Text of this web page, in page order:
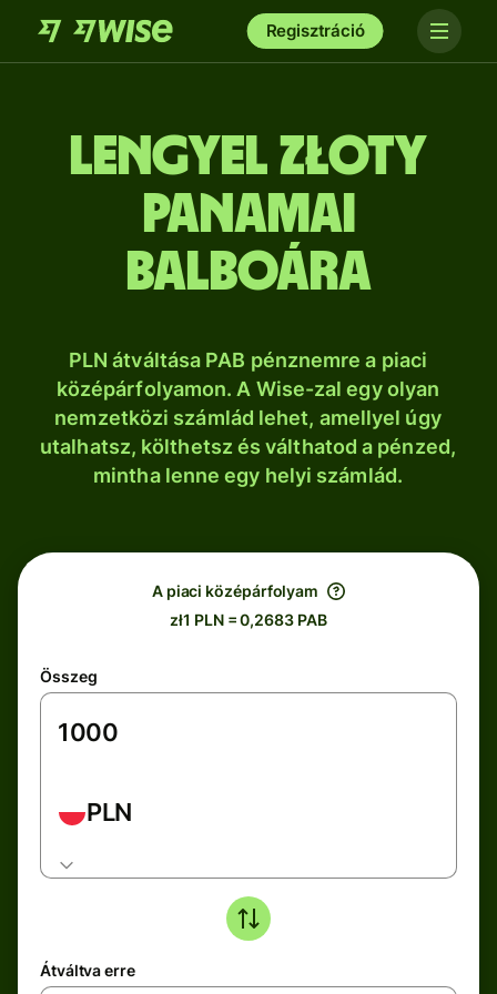
Regisztráció
lengyel złoty
panamai
balboára
PLN átváltása PAB pénznemre a piaci
középárfolyamon. A Wise-zal egy olyan
nemzetközi számlád lehet, amellyel úgy
utalhatsz, költhetsz és válthatod a pénzed,
mintha lenne egy helyi számlád.
A piaci középárfolyam
zł1 PLN = 0,2683 PAB
Összeg
PLN
Átváltva erre